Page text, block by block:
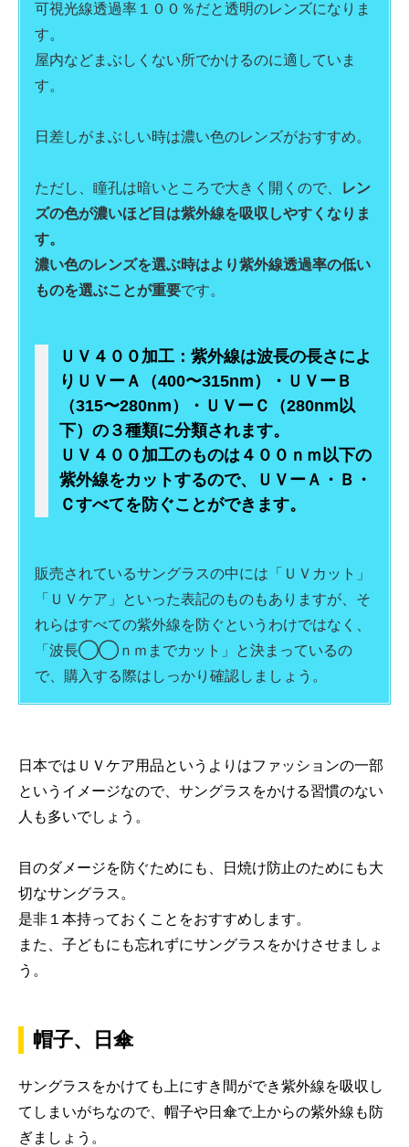
可視光線透過率１００％だと透明のレンズになりま
す。
屋内などまぶしくない所でかけるのに適していま
す。
日差しがまぶしい時は濃い色のレンズがおすすめ。
ただし、瞳孔は暗いところで大きく開くので、 レン
ズの色が濃いほど目は紫外線を吸収しやすくなりま
す。
濃い色のレンズを選ぶ時はより紫外線透過率の低い
ものを選ぶことが重要です。
ＵＶ４００加工：紫外線は波長の長さによ
りＵＶーＡ（400〜315nm）・ＵＶーＢ
（315〜280nm）・ＵＶーＣ（280nm以
下）の３種類に分類されます。
ＵＶ４００加工のものは４００ｎｍ以下の
紫外線をカットするので、ＵＶーＡ・Ｂ・
Ｃすべてを防ぐことができます。
販売されているサングラスの中には「ＵＶカット」
「ＵＶケア」といった表記のものもありますが、そ
れらはすべての紫外線を防ぐというわけではなく、
「波長◯◯ｎｍまでカット」と決まっているの
で、購入する際はしっかり確認しましょう。
日本ではＵＶケア用品というよりはファッションの一部
というイメージなので、サングラスをかける習慣のない
人も多いでしょう。
目のダメージを防ぐためにも、日焼け防止のためにも大
切なサングラス。
是非１本持っておくことをおすすめします。
また、子どもにも忘れずにサングラスをかけさせましょ
う。
帽子、日傘
サングラスをかけても上にすき間ができ紫外線を吸収し
てしまいがちなので、帽子や日傘で上からの紫外線も防
ぎましょう。